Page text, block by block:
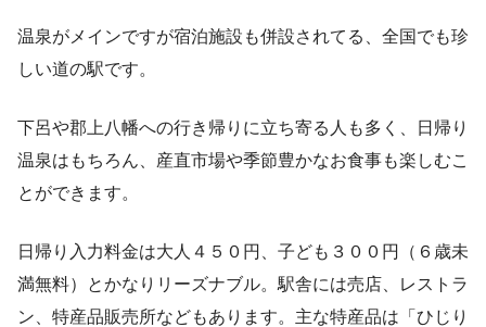
温泉がメインですが宿泊施設も併設されてる、全国でも珍
しい道の駅です。
下呂や郡上八幡への行き帰りに立ち寄る人も多く、日帰り
温泉はもちろん、産直市場や季節豊かなお食事も楽しむこ
とができます。
日帰り入力料金は大人４５０円、子ども３００円（６歳未
満無料）とかなりリーズナブル。駅舎には売店、レストラ
ン、特産品販売所などもあります。主な特産品は「ひじり